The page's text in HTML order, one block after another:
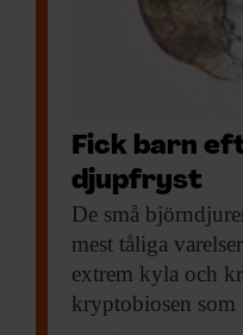
Fick barn
djupfryst
De små
mest tåliga
extrem kyla och
kryptobiosen